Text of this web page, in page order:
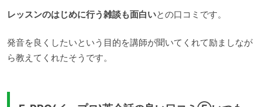
レッスンのはじめに行う雑談も面白いとの口コミです。
発音を良くしたいという目的を講師が聞いてくれて励ましなが
ら教えてくれたそうです。